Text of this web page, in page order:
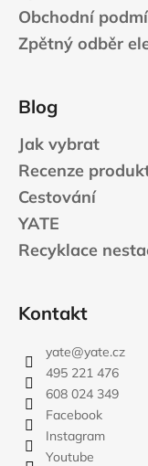
Obchodní
Zpětný odběr
Blog
Jak vybrat
Recenze
Cestování
YATE
Recyklace
Kontakt
yate@yate.cz
495 221 476
608 024 349
Facebook
Instagram
Youtube